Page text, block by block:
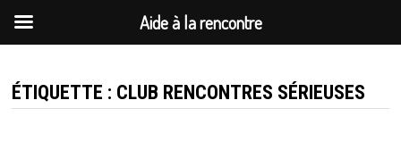
au
contenu
ÉTIQUETTE : CLUB RENCONTRES SÉRIEUSES
Aide à la rencontre